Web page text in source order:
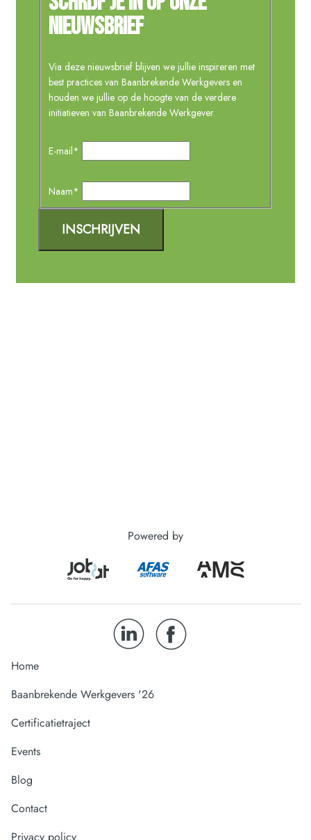
Powered by
Home
Baanbrekende Werkgevers '26
Certificatietraject
Events
Blog
Contact